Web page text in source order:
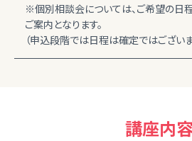
※個別相談会については、ご希望の日
ご案内となります。
（申込段階では日程は確定ではございま
講座内